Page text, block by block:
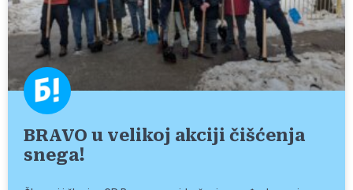
BRAVO u velikoj akciji čišćenja
snega!